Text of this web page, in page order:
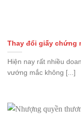
Thay đổi giấy chứng
Hiện nay rất nhiều
vướng mắc không [...]